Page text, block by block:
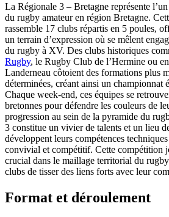
La Régionale 3 – Bretagne représente
du rugby amateur en région Bretagne.
rassemble 17 clubs répartis en 5 poules,
un terrain d’expression où se mêlent
du rugby à XV. Des clubs historiques
Rugby, le Rugby Club de l’Hermine ou
Landerneau côtoient des formations plus
déterminées, créant ainsi un championnat
Chaque week-end, ces équipes se
bretonnes pour défendre les couleurs de
progression au sein de la pyramide du
3 constitue un vivier de talents et un lieu
développent leurs compétences
convivial et compétitif. Cette compétition
crucial dans le maillage territorial du
clubs de tisser des liens forts avec leur
Format et déroulement